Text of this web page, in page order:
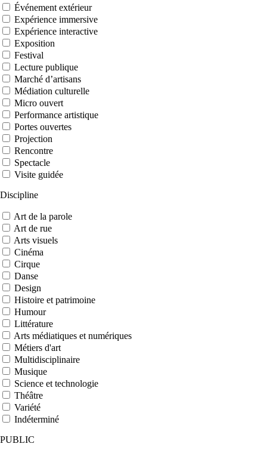
Événement extérieur
Expérience immersive
Expérience interactive
Exposition
Festival
Lecture publique
Marché d’artisans
Médiation culturelle
Micro ouvert
Performance artistique
Portes ouvertes
Projection
Rencontre
Spectacle
Visite guidée
Discipline
Art de la parole
Art de rue
Arts visuels
Cinéma
Cirque
Danse
Design
Histoire et patrimoine
Humour
Littérature
Arts médiatiques et numériques
Métiers d'art
Multidisciplinaire
Musique
Science et technologie
Théâtre
Variété
Indéterminé
PUBLIC